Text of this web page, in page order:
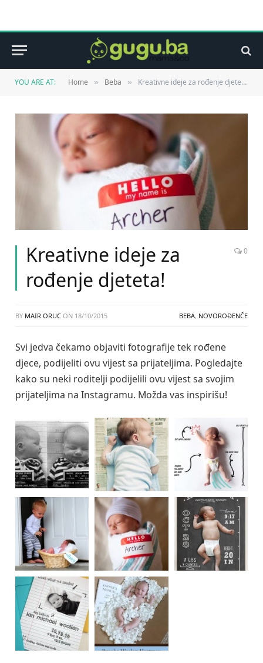
YOU ARE AT: Home » Beba » Kreativne ideje za rođenje djeteta!
Kreativne ideje za
rođenje djeteta!
0
BY MAIR ORUC ON 18/10/2015 BEBA, NOVOROĐENČE
Svi jedva čekamo objaviti fotografije tek rođene
djece, podijeliti ovu vijest sa prijateljima. Pogledajte
kako su neki roditelji podijelili ovu vijest sa svojim
prijateljima na Instagramu. Možda vas inspirišu!